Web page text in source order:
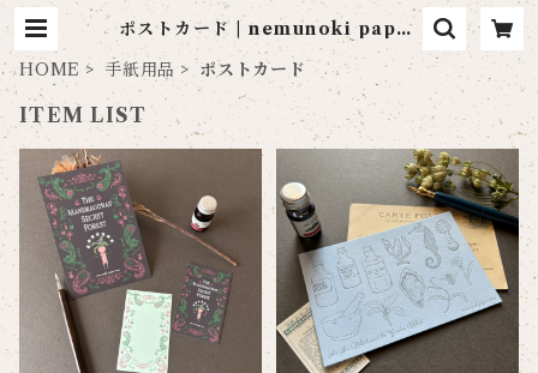
ポストカード | nemunoki paper
item
HOME
手紙用品 ポストカード
ITEM LIST